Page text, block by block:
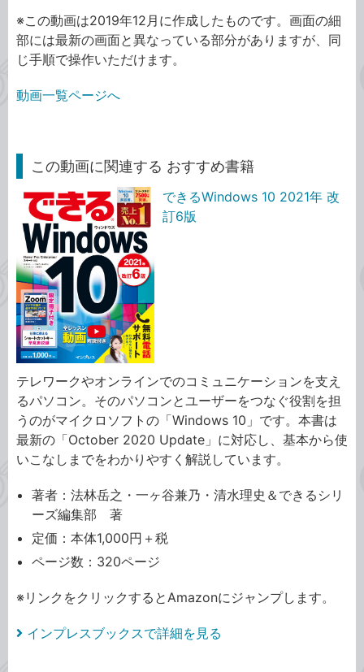
※この動画は2019年12月に作成したものです。画面の細
部には最新の画面と異なっている部分がありますが、同
じ手順で操作いただけます。
動画一覧ページへ
この動画に関連する おすすめ書籍
できるWindows 10 2021年 改
訂6版
テレワークやオンラインでのコミュニケーションを支え
るパソコン。そのパソコンとユーザーをつなぐ役割を担
うのがマイクロソフトの「Windows 10」です。本書は
最新の「October 2020 Update」に対応し、基本から使
いこなしまでをわかりやすく解説しています。
著者：法林岳之・一ヶ谷兼乃・清水理史＆できるシリ
ーズ編集部 著
定価：本体1,000円＋税
ページ数：320ページ
※リンクをクリックするとAmazonにジャンプします。
インプレスブックスで詳細を見る